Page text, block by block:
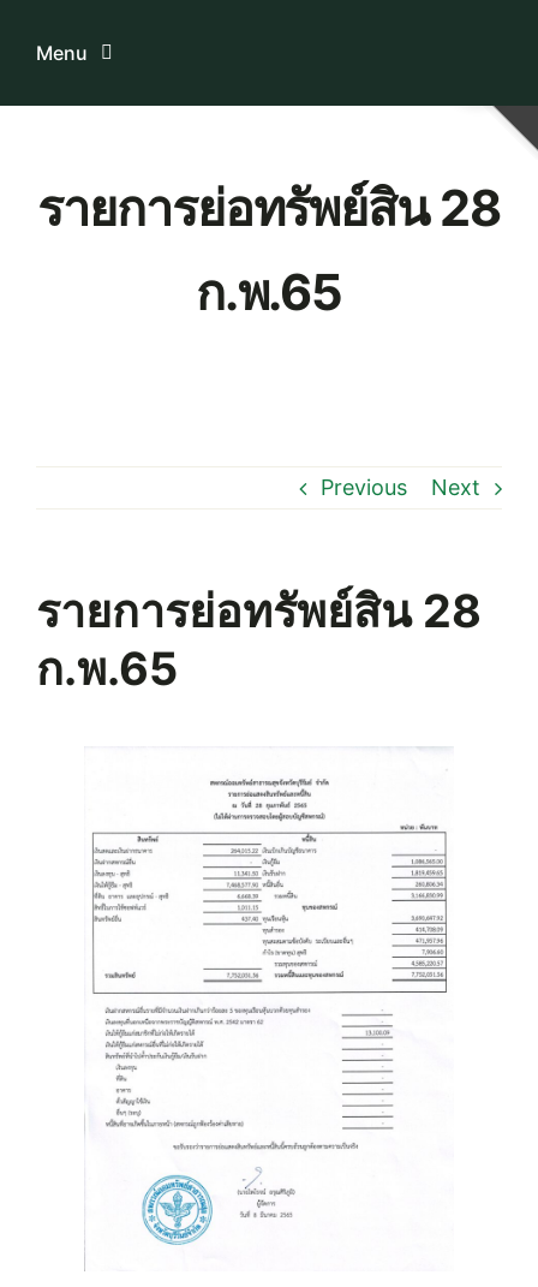
Menu
ระบบบริการสมาชิก
รายการย่อทรัพย์สิน 28
ก.พ.65
Previous Next
รายการย่อทรัพย์สิน 28
ก.พ.65